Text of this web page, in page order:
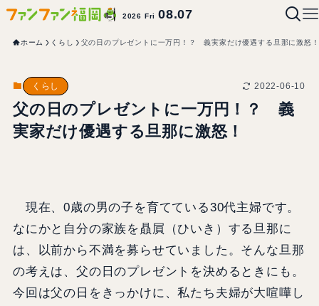
2026 Fri08.07
ホーム くらし 父の日のプレゼントに一万円！？ 義実家だけ優遇する旦那に激怒！
くらし 2022-06-10
父の日のプレゼントに一万円！？ 義
実家だけ優遇する旦那に激怒！
現在、0歳の男の子を育てている30代主婦です。
なにかと自分の家族を贔屓（ひいき）する旦那に
は、以前から不満を募らせていました。そんな旦那
の考えは、父の日のプレゼントを決めるときにも。
今回は父の日をきっかけに、私たち夫婦が大喧嘩し